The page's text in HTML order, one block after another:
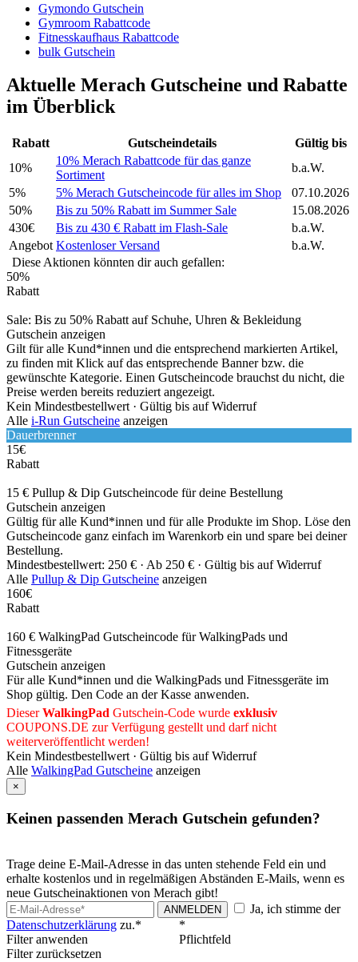
Gymondo Gutschein
Gymroom Rabattcode
Fitnesskaufhaus Rabattcode
bulk Gutschein
Aktuelle Merach Gutscheine und Rabatte
im Überblick
Rabatt Gutscheindetails
Gültig bis
10%
10% Merach Rabattcode für das ganze
Sortiment
b.a.W.
5%
5% Merach Gutscheincode für alles im Shop
07.10.2026
50%
Bis zu 50% Rabatt im Summer Sale
15.08.2026
430€
Bis zu 430 € Rabatt im Flash-Sale
b.a.W.
Angebot Kostenloser Versand
b.a.W.
Diese Aktionen könnten dir auch gefallen:
50%
Rabatt
Sale: Bis zu 50% Rabatt auf Schuhe, Uhren & Bekleidung
Gutschein anzeigen
Gilt für alle Kund*innen und die entsprechend markierten Artikel,
zu finden mit Klick auf das entsprechende Banner bzw. die
gewünschte Kategorie. Einen Gutscheincode brauchst du nicht, die
Preise werden bereits reduziert angezeigt.
Kein Mindestbestellwert · Gültig bis auf Widerruf
Alle i-Run Gutscheine anzeigen
Dauerbrenner
15€
Rabatt
15 € Pullup & Dip Gutscheincode für deine Bestellung
Gutschein anzeigen
Gültig für alle Kund*innen und für alle Produkte im Shop. Löse den
Gutscheincode ganz einfach im Warenkorb ein und spare bei deiner
Bestellung.
Mindestbestellwert: 250 € · Ab 250 € · Gültig bis auf Widerruf
Alle Pullup & Dip Gutscheine anzeigen
160€
Rabatt
160 € WalkingPad Gutscheincode für WalkingPads und
Fitnessgeräte
Gutschein anzeigen
Für alle Kund*innen und die WalkingPads und Fitnessgeräte im
Shop gültig. Den Code an der Kasse anwenden.
DieserWalkingPad Gutschein-Code wurde exklusiv
COUPONS.DE zur Verfügung gestellt und darf nicht
weiterveröffentlicht werden!
Kein Mindestbestellwert · Gültig bis auf Widerruf
Alle WalkingPad Gutscheine anzeigen
×
Keinen passenden Merach Gutschein gefunden?
Trage deine E-Mail-Adresse in das unten stehende Feld ein und
erhalte kostenlos und in regelmäßigen Abständen E-Mails, wenn es
neue Gutscheinaktionen von Merach gibt!
ANMELDEN
Ja, ich stimme der
Datenschutzerklärung zu.*
*
Pflichtfeld
Filter anwenden
Filter zurücksetzen